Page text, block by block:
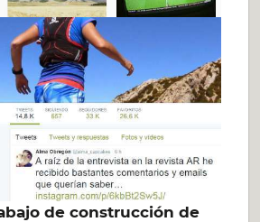
de construcción de